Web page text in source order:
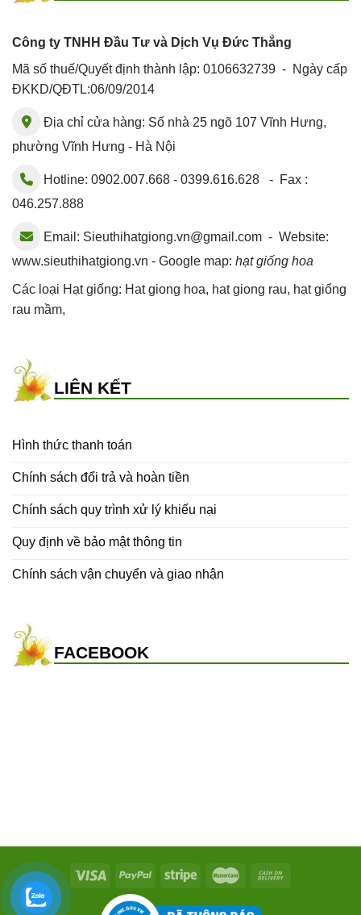
Công ty TNHH Đầu Tư và Dịch Vụ Đức Thắng
Mã số thuế/Quyết định thành lập: 0106632739 - Ngày cấp
ĐKKD/QĐTL:06/09/2014
Địa chỉ cửa hàng: Số nhà 25 ngõ 107 Vĩnh Hưng,
phường Vĩnh Hưng - Hà Nội
Hotline: 0902.007.668 - 0399.616.628 - Fax :
046.257.888
Email: Sieuthihatgiong.vn@gmail.com - Website:
www.sieuthihatgiong.vn - Google map: hạt giống hoa
Các loại Hạt giống: Hat giong hoa, hat giong rau, hạt giống
rau mầm,
LIÊN KẾT
Hình thức thanh toán
Chính sách đổi trả và hoàn tiền
Chính sách quy trình xử lý khiếu nại
Quy định về bảo mật thông tin
Chính sách vận chuyển và giao nhận
FACEBOOK